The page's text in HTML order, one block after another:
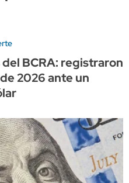
BCRA: registraron
2026 ante un